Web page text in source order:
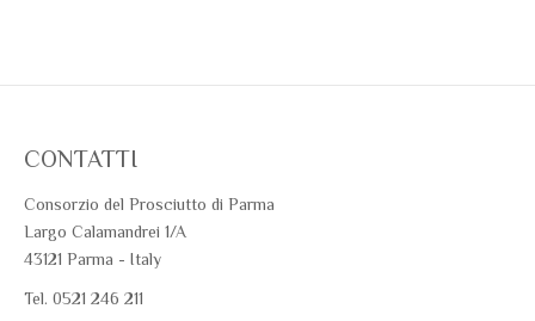
CONTATTI
Consorzio del Prosciutto di Parma
Largo Calamandrei 1/A
43121 Parma - Italy
Tel. 0521 246 211